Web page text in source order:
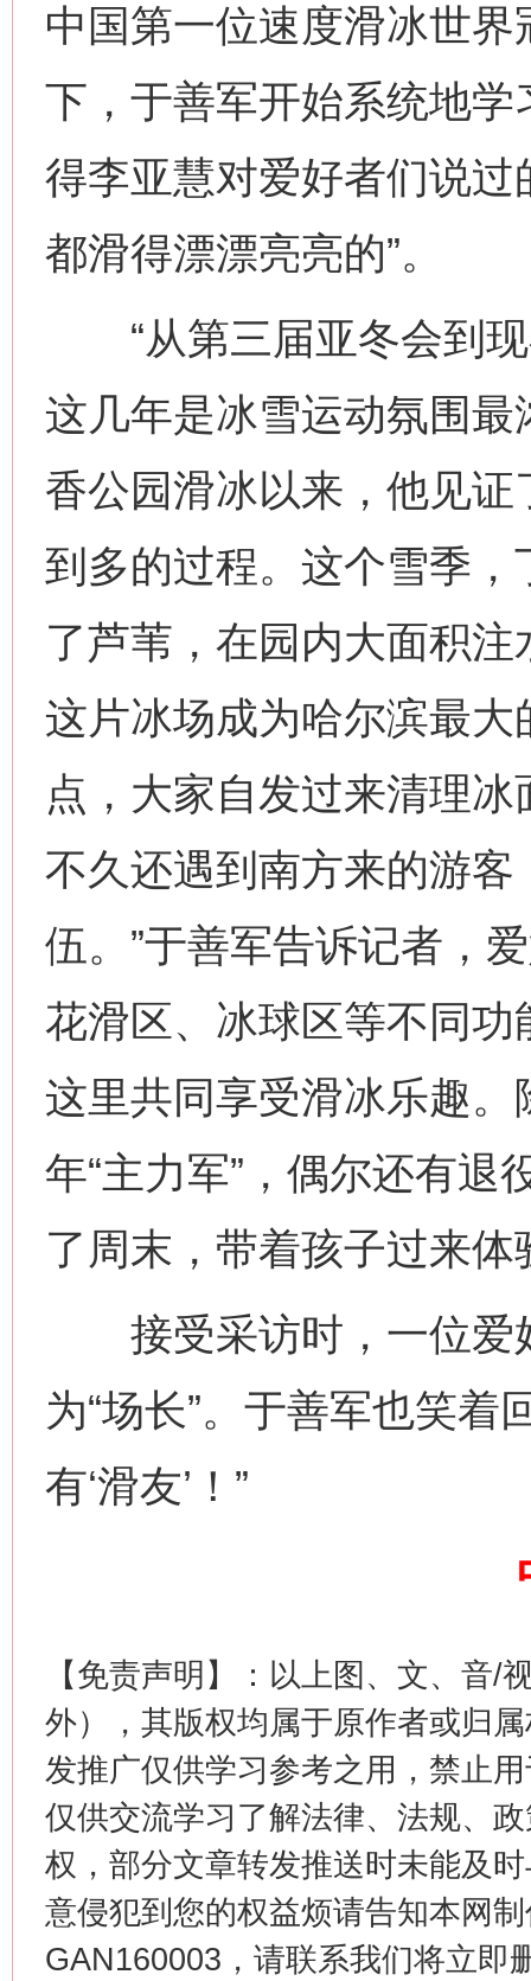
中国第一位速度滑冰世
下，于善军开始系统地
得李亚慧对爱好者们说
都滑得漂漂亮亮的”。
“从第三届亚冬会到现
这几年是冰雪运动氛围
香公园滑冰以来，他见
到多的过程。这个雪季
了芦苇，在园内大面积
这片冰场成为哈尔滨最大
点，大家自发过来清理
不久还遇到南方来的游
伍。”于善军告诉记者，
花滑区、冰球区等不同
这里共同享受滑冰乐趣
年“主力军”，偶尔还有退
了周末，带着孩子过来
接受采访时，一位爱
为“场长”。于善军也笑着
有‘滑友’！”
【免责声明】：以上图、文、音/
外），其版权均属于原作者或归
发推广仅供学习参考之用，禁止
仅供交流学习了解法律、法规、
权，部分文章转发推送时未能及
意侵犯到您的权益烦请告知本网
GAN160003，请联系我们将立即
网上购药对药下症？
这是一记警钟！
在谋一域中谋全局
今